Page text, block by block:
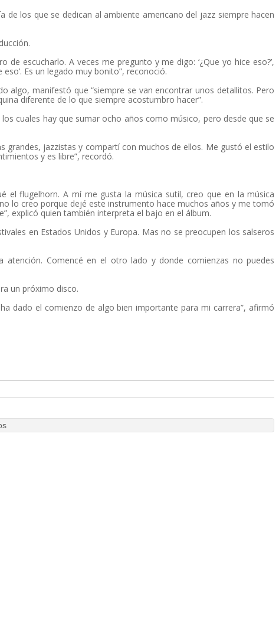
de los que se dedican al ambiente americano del jazz siempre hacen
escucharlo. A veces me pregunto y me digo: ‘¿Que yo hice eso?’,
Es un legado muy bonito”, reconoció.
algo, manifestó que “siempre se van encontrar unos detallitos. Pero
diferente de lo que siempre acostumbro hacer”.
cuales hay que sumar ocho años como músico, pero desde que se
grandes, jazzistas y compartí con muchos de ellos. Me gustó el estilo
y es libre”, recordó.
el flugelhorn. A mí me gusta la música sutil, creo que en la música
lo creo porque dejé este instrumento hace muchos años y me tomó
explicó quien también interpreta el bajo en el álbum.
en Estados Unidos y Europa. Mas no se preocupen los salseros
atención. Comencé en el otro lado y donde comienzas no puedes
un próximo disco.
dado el comienzo de algo bien importante para mi carrera”, afirmó